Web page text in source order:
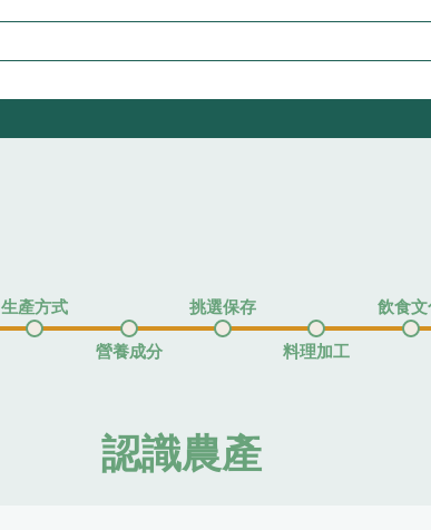
生產方式
營養成分
挑選保存
料理加工
飲食
認識農產